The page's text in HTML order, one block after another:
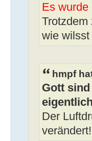
Es wurde
Trotzdem
wie wilsst
hmpf
Gott
Der
verändert!